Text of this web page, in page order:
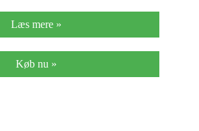
Læs mere »
Køb nu »